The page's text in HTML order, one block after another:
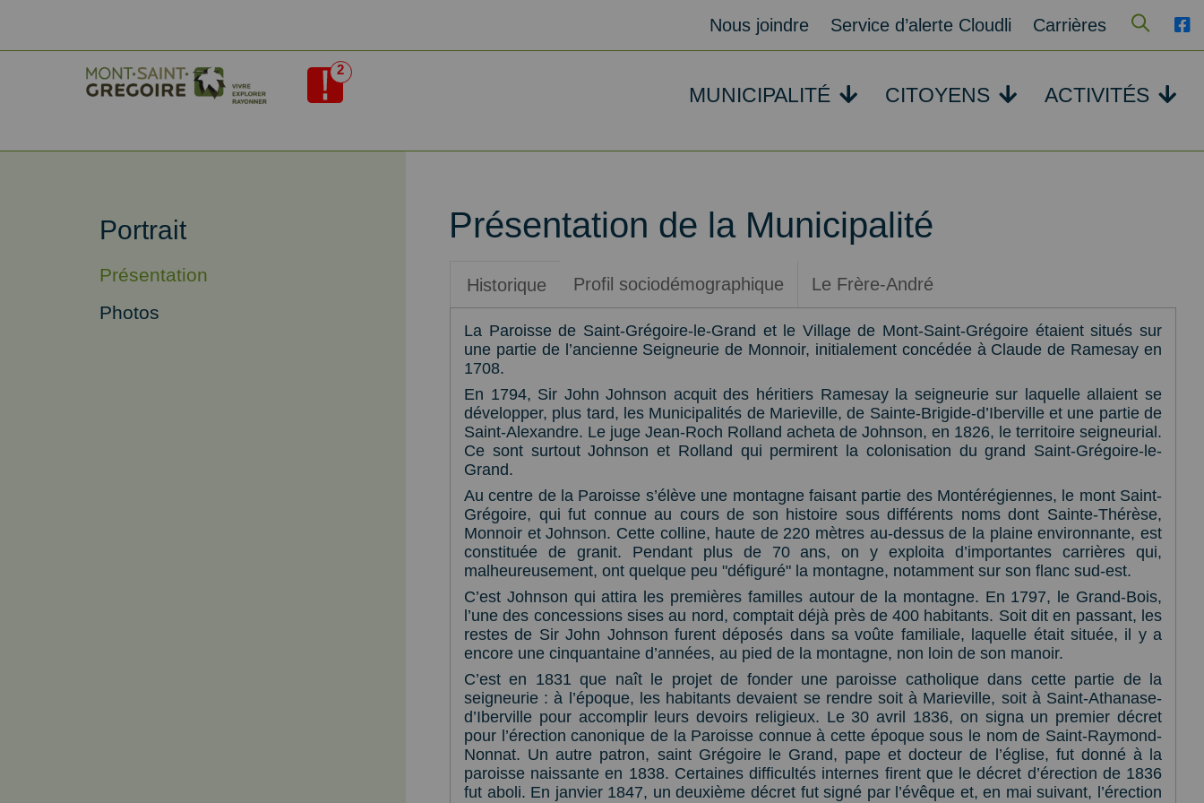
Nous joindre Service d’alerte Cloudli Carrières
2
MUNICIPALITÉ CITOYENS ACTIVITÉS
Portrait
Présentation
Photos
Présentation de la Municipalité
Historique Profil sociodémographique Le Frère-André
La Paroisse de Saint-Grégoire-le-Grand et le Village de Mont-Saint-Grégoire étaient situés sur
une partie de l’ancienne Seigneurie de Monnoir, initialement concédée à Claude de Ramesay en
1708.
En 1794, Sir John Johnson acquit des héritiers Ramesay la seigneurie sur laquelle allaient se
développer, plus tard, les Municipalités de Marieville, de Sainte-Brigide-d’Iberville et une partie de
Saint-Alexandre. Le juge Jean-Roch Rolland acheta de Johnson, en 1826, le territoire seigneurial.
Ce sont surtout Johnson et Rolland qui permirent la colonisation du grand Saint-Grégoire-le-
Grand.
Au centre de la Paroisse s’élève une montagne faisant partie des Montérégiennes, le mont Saint-
Grégoire, qui fut connue au cours de son histoire sous différents noms dont Sainte-Thérèse,
Monnoir et Johnson. Cette colline, haute de 220 mètres au-dessus de la plaine environnante, est
constituée de granit. Pendant plus de 70 ans, on y exploita d’importantes carrières qui,
malheureusement, ont quelque peu "défiguré" la montagne, notamment sur son flanc sud-est.
C’est Johnson qui attira les premières familles autour de la montagne. En 1797, le Grand-Bois,
l’une des concessions sises au nord, comptait déjà près de 400 habitants. Soit dit en passant, les
restes de Sir John Johnson furent déposés dans sa voûte familiale, laquelle était située, il y a
encore une cinquantaine d’années, au pied de la montagne, non loin de son manoir.
C’est en 1831 que naît le projet de fonder une paroisse catholique dans cette partie de la
seigneurie : à l’époque, les habitants devaient se rendre soit à Marieville, soit à Saint-Athanase-
d’Iberville pour accomplir leurs devoirs religieux. Le 30 avril 1836, on signa un premier décret
pour l’érection canonique de la Paroisse connue à cette époque sous le nom de Saint-Raymond-
Nonnat. Un autre patron, saint Grégoire le Grand, pape et docteur de l’église, fut donné à la
paroisse naissante en 1838. Certaines difficultés internes firent que le décret d’érection de 1836
fut aboli. En janvier 1847, un deuxième décret fut signé par l’évêque et, en mai suivant, l’érection